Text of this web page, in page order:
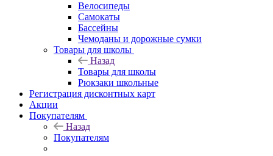
Велосипеды
Самокаты
Бассейны
Чемоданы и дорожные сумки
Товары для школы
Назад
Товары для школы
Рюкзаки школьные
Регистрация дисконтных карт
Акции
Покупателям
Назад
Покупателям